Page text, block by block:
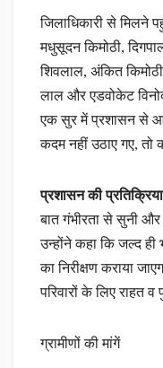
जिलाधिकारी से मिलने
मधुसूदन किमोठी,
शिवलाल, अंकित
लाल और एडवोकेट
एक सुर में प्रशासन से
कदम नहीं उठाए गए, तो
प्रशासन की प्रतिक्रिया
बात गंभीरता से सुनी
उन्होंने कहा कि जल्द ही
का निरीक्षण कराया
परिवारों के लिए राहत व
ग्रामीणों की मांगें